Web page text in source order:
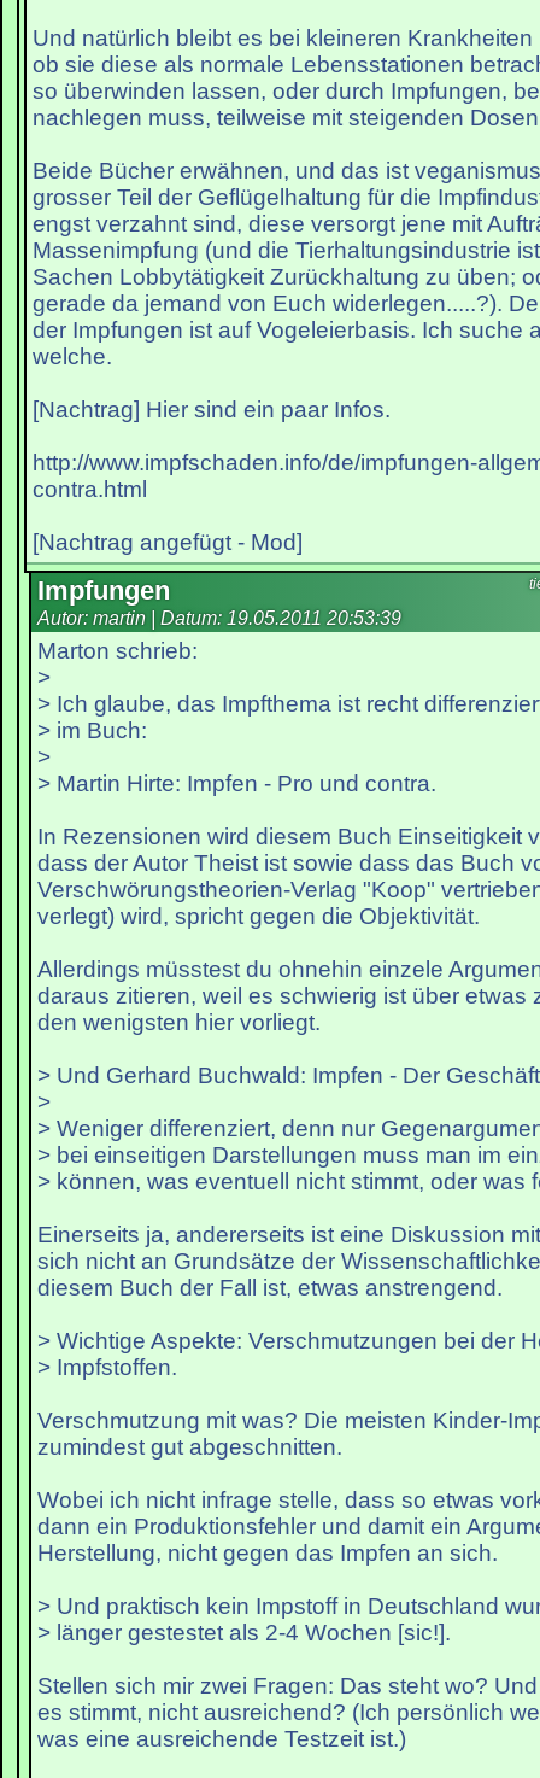
Und natürlich bleibt es bei kleineren
ob sie diese als normale Lebensstationen
so überwinden lassen, oder durch Impfungen,
nachlegen muss, teilweise mit steigenden
Beide Bücher erwähnen, und das ist
grosser Teil der Geflügelhaltung für die
engst verzahnt sind, diese versorgt jene mit
Massenimpfung (und die Tierhaltungsindustrie
Sachen Lobbytätigkeit Zurückhaltung zu üben;
gerade da jemand von Euch widerlegen.....?).
der Impfungen ist auf Vogeleierbasis. Ich suche
welche.
[Nachtrag] Hier sind ein paar Infos.
http://www.impfschaden.info/de/impfungen-
contra.html
[Nachtrag angefügt - Mod]
Impfungen
Autor: martin | Datum: 19.05.2011 20:53:39
Marton schrieb:
>
> Ich glaube, das Impfthema ist recht
> im Buch:
>
> Martin Hirte: Impfen - Pro und contra.
In Rezensionen wird diesem Buch Einseitigkeit
dass der Autor Theist ist sowie dass das Buch
Verschwörungstheorien-Verlag "Koop"
verlegt) wird, spricht gegen die Objektivität.
Allerdings müsstest du ohnehin einzele
daraus zitieren, weil es schwierig ist über etwas
den wenigsten hier vorliegt.
> Und Gerhard Buchwald: Impfen - Der
>
> Weniger differenziert, denn nur
> bei einseitigen Darstellungen muss man im
> können, was eventuell nicht stimmt, oder was
Einerseits ja, andererseits ist eine Diskussion
sich nicht an Grundsätze der
diesem Buch der Fall ist, etwas anstrengend.
> Wichtige Aspekte: Verschmutzungen bei der
> Impfstoffen.
Verschmutzung mit was? Die meisten Kinder-
zumindest gut abgeschnitten.
Wobei ich nicht infrage stelle, dass so etwas
dann ein Produktionsfehler und damit ein
Herstellung, nicht gegen das Impfen an sich.
> Und praktisch kein Impstoff in Deutschland
> länger gestestet als 2-4 Wochen [sic!].
Stellen sich mir zwei Fragen: Das steht wo?
es stimmt, nicht ausreichend? (Ich persönlich
was eine ausreichende Testzeit ist.)